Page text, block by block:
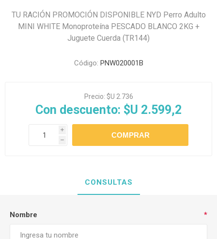
TU RACIÓN PROMOCIÓN DISPONIBLE NYD Perro Adulto
MINI WHITE Monoproteína PESCADO BLANCO 2KG +
Juguete Cuerda (TR144)
Código: PNW020001B
Precio: $U 2.736
Con descuento: $U 2.599,2
i
h
CONSULTAS
Nombre *